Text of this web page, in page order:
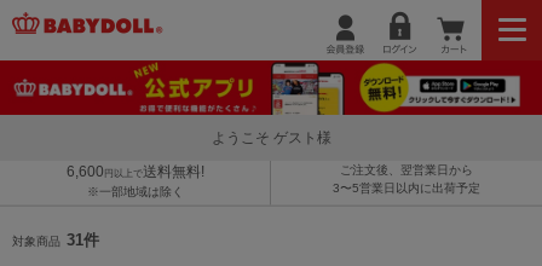
ようこそ ゲスト様
6,600 円以上で送料無料!
※一部地域は除く
ご注文後、翌営業日から
3〜5営業日以内に出荷予定
対象商品 31件